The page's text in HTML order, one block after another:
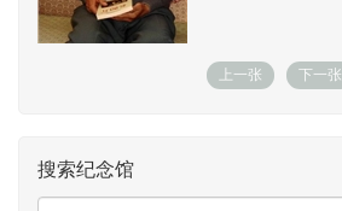
上一张 下一张
搜索纪念馆